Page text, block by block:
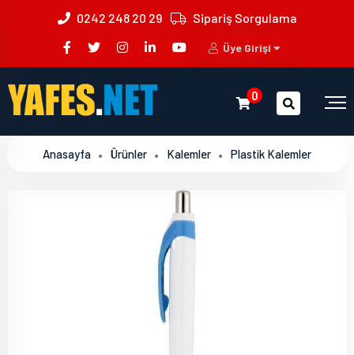
0242 248 20 29 Sipariş Sorgulama
Üye Girişi
0
Anasayfa Ürünler Kalemler Plastik Kalemler